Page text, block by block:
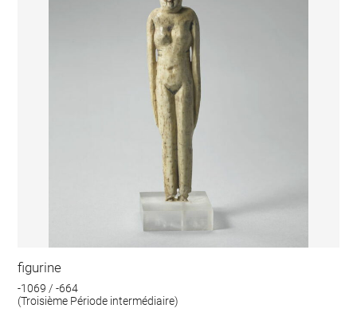
figurine
-1069 / -664
(Troisième Période intermédiaire)